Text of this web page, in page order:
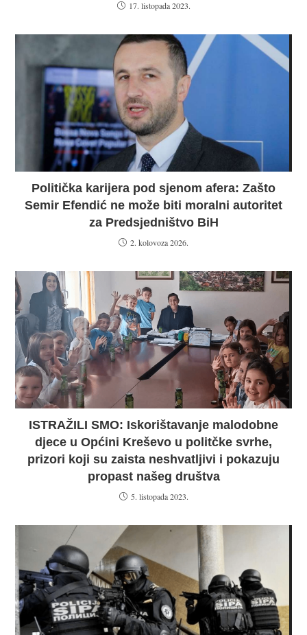
17. listopada 2023.
Politička karijera pod sjenom afera: Zašto
Semir Efendić ne može biti moralni autoritet
za Predsjedništvo BiH
2. kolovoza 2026.
ISTRAŽILI SMO: Iskorištavanje malodobne
djece u Općini Kreševo u politčke svrhe,
prizori koji su zaista neshvatljivi i pokazuju
propast našeg društva
5. listopada 2023.